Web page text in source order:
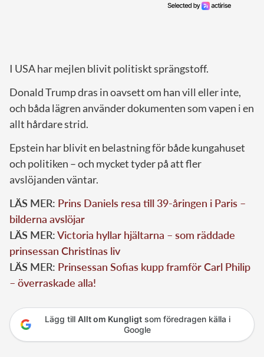
I USA har mejlen blivit politiskt sprängstoff.
Donald Trump dras in oavsett om han vill eller inte,
och båda lägren använder dokumenten som vapen i en
allt hårdare strid.
Epstein har blivit en belastning för både kungahuset
och politiken – och mycket tyder på att fler
avslöjanden väntar.
LÄS MER: Prins Daniels resa till 39-åringen i Paris –
bilderna avslöjar
LÄS MER:Victoria hyllar hjältarna – som räddade
prinsessan Christinas liv
LÄS MER: Prinsessan Sofias kupp framför Carl Philip
– överraskade alla!
Lägg till Allt om Kungligtsom föredragen källa i
Google